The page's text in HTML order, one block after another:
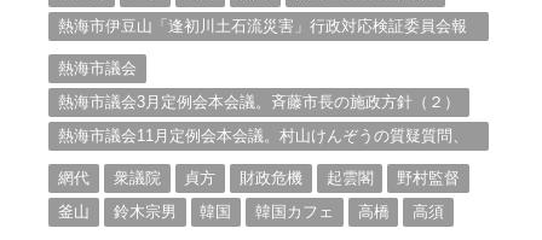
熱海市伊豆山「逢初川土石流災害」行政対応検証委員会報
熱海市議会
熱海市議会3月定例会本会議。斉藤市長の施政方針（２）
熱海市議会11月定例会本会議。村山けんぞうの質疑質問、
網代
衆議院 貞方 財政危機 起雲閣
野村監督
釜山
鈴木宗男 韓国 韓国カフェ 高橋 高須